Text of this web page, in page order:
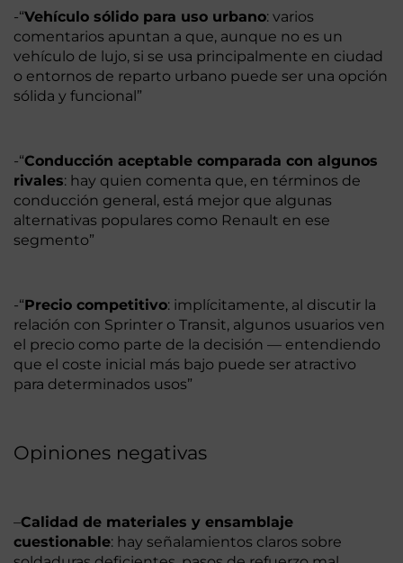
-“Vehículo sólido para uso urbano: varios
comentarios apuntan a que, aunque no es un
vehículo de lujo, si se usa principalmente en ciudad
o entornos de reparto urbano puede ser una opción
sólida y funcional”
-“Conducción aceptable comparada con algunos
rivales: hay quien comenta que, en términos de
conducción general, está mejor que algunas
alternativas populares como Renault en ese
segmento”
-“Precio competitivo: implícitamente, al discutir la
relación con Sprinter o Transit, algunos usuarios ven
el precio como parte de la decisión — entendiendo
que el coste inicial más bajo puede ser atractivo
para determinados usos”
Opiniones negativas
–Calidad de materiales y ensamblaje
cuestionable: hay señalamientos claros sobre